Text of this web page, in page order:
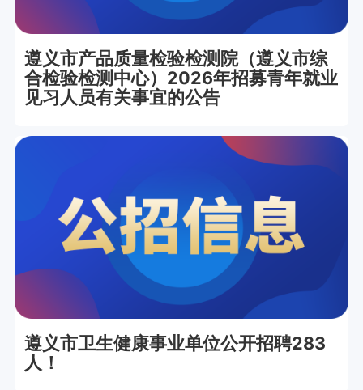
遵义市产品质量检验检测院（遵义市综
合检验检测中心）2026年招募青年就业
见习人员有关事宜的公告
遵义市卫生健康事业单位公开招聘283
人！